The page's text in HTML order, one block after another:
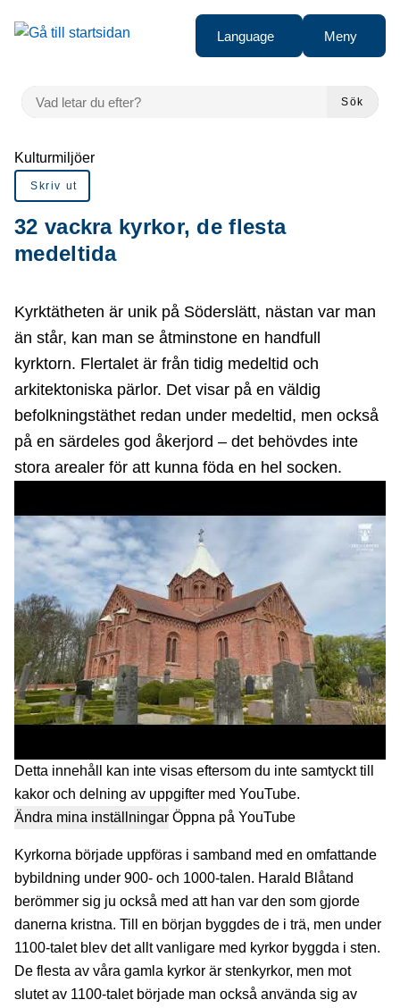
Gå till innehåll
till sidomeny
Language Meny
VAD LETAR DU EFTER?
Sök
Du är här:
Kulturmiljöer
Skriv ut
32 vackra kyrkor, de flesta
medeltida
Kyrktätheten är unik på Söderslätt, nästan var man
än står, kan man se åtminstone en handfull
kyrktorn. Flertalet är från tidig medeltid och
arkitektoniska pärlor. Det visar på en väldig
befolkningstäthet redan under medeltid, men också
på en särdeles god åkerjord – det behövdes inte
stora arealer för att kunna föda en hel socken.
Detta innehåll kan inte visas eftersom du inte samtyckt till
kakor och delning av uppgifter med YouTube.
Ändra mina inställningar Öppna på YouTube
Kyrkorna började uppföras i samband med en omfattande
bybildning under 900- och 1000-talen. Harald Blåtand
berömmer sig ju också med att han var den som gjorde
danerna kristna. Till en början byggdes de i trä, men under
1100-talet blev det allt vanligare med kyrkor byggda i sten.
De flesta av våra gamla kyrkor är stenkyrkor, men mot
slutet av 1100-talet började man också använda sig av